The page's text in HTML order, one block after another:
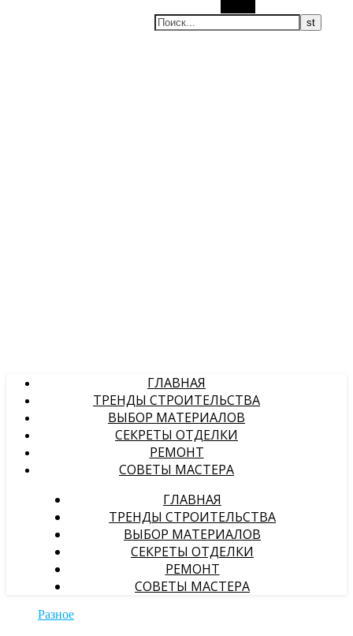
ГЛАВНАЯ
ТРЕНДЫ СТРОИТЕЛЬСТВА
ВЫБОР МАТЕРИАЛОВ
СЕКРЕТЫ ОТДЕЛКИ
РЕМОНТ
СОВЕТЫ МАСТЕРА
ГЛАВНАЯ
ТРЕНДЫ СТРОИТЕЛЬСТВА
ВЫБОР МАТЕРИАЛОВ
СЕКРЕТЫ ОТДЕЛКИ
РЕМОНТ
СОВЕТЫ МАСТЕРА
Разное